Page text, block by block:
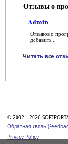
Отзывы о
Admin
Отзывов о
добавить...
Читать все
© 2002—2026
Обратная связь
Privacy Policy